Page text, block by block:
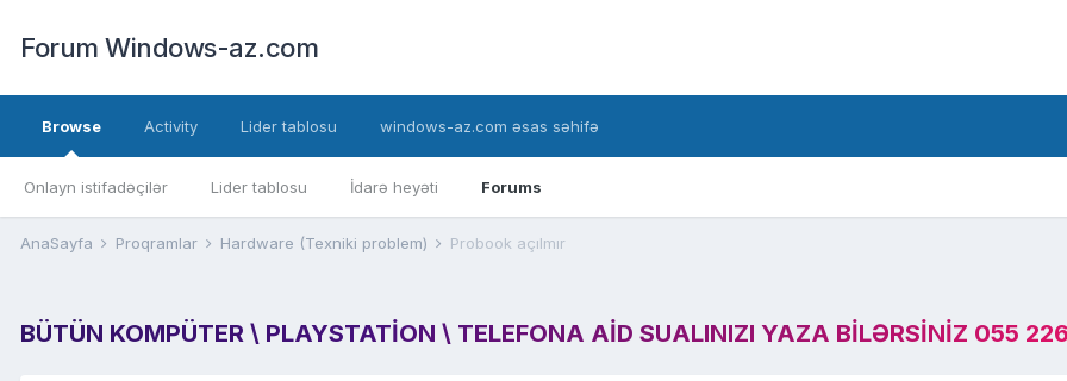
Forum Windows-az.com
Browse
Onlayn istifadəçilər Lider tablosu İdarə heyəti Forums
Activity Lider tablosu windows-az.com əsas səhifə
AnaSayfa Proqramlar Hardware (Texniki problem) Probook açılmır
BÜTÜN KOMPÜTER \ PLAYSTATION \ TELEFONA AID SUALINIZI YAZA BILƏRSINIZ 055